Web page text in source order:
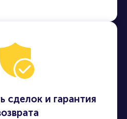
сделок и гарантия